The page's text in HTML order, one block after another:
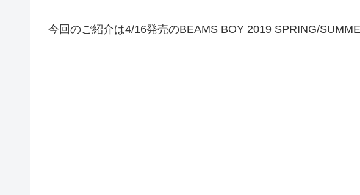
今回のご紹介は4/16発売のBEAMS BOY 2019 SPRING/